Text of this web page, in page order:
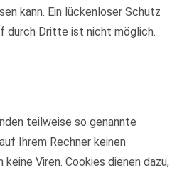
kann. Ein lückenloser Schutz
durch Dritte ist nicht möglich.
teilweise so genannte
Ihrem Rechner keinen
Viren. Cookies dienen dazu,